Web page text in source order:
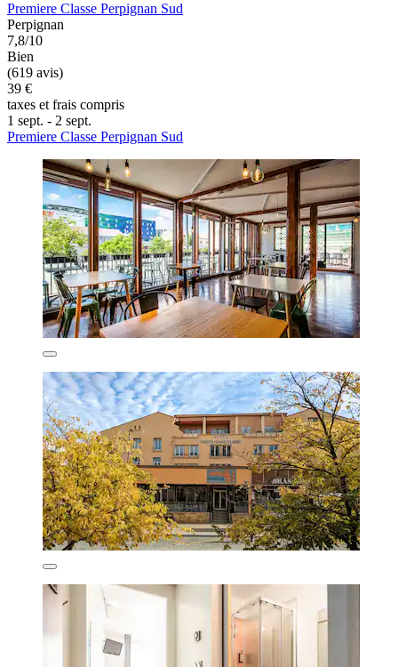
Premiere Classe Perpignan Sud
Perpignan
7,8/10
Bien
(619 avis)
39 €
taxes et frais compris
1 sept. - 2 sept.
Premiere Classe Perpignan Sud